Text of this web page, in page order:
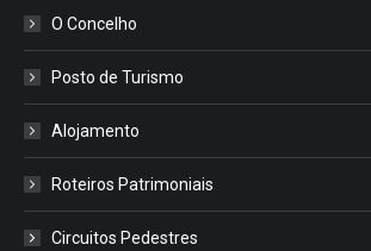
O Concelho
Posto de Turismo
Alojamento
Roteiros Patrimoniais
Circuitos Pedestres